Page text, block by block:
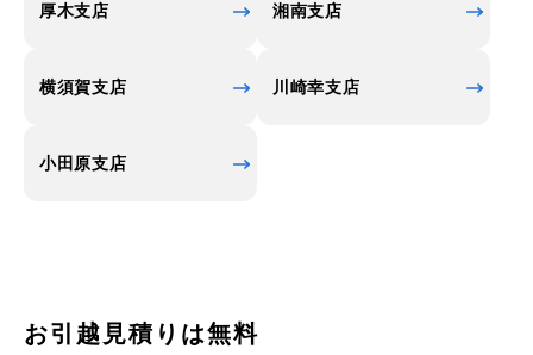
厚木支店 湘南支店
横須賀支店 川崎幸支店
小田原支店
お引越見積りは無料